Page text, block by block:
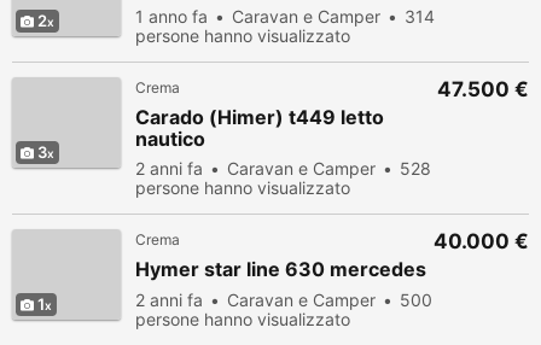
2 1 anno fa Caravan e Camper
314
persone hanno visualizzato
3
Crema
Carado (Himer) t449 letto
nautico
2 anni fa Caravan e Camper
528
persone hanno visualizzato
47.500 €
1
Crema
Hymer star line 630 mercedes
2 anni fa Caravan e Camper
500
persone hanno visualizzato
40.000 €